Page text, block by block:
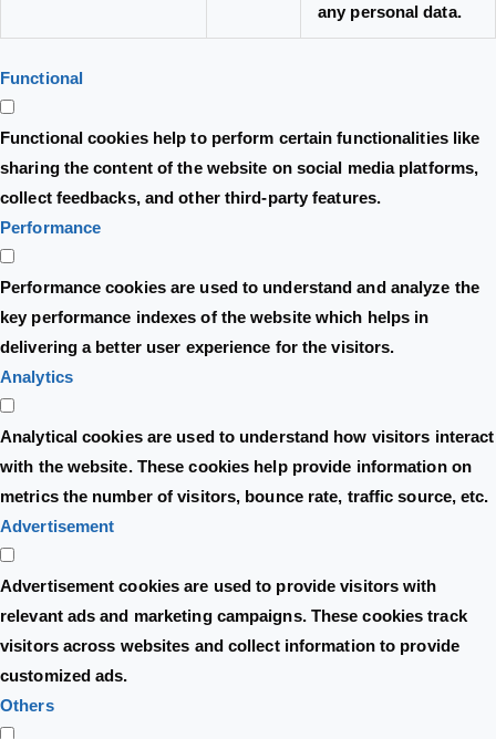
any personal data.
Functional
Functional cookies help to perform certain functionalities like
sharing the content of the website on social media platforms,
collect feedbacks, and other third-party features.
Performance
Performance cookies are used to understand and analyze the
key performance indexes of the website which helps in
delivering a better user experience for the visitors.
Analytics
Analytical cookies are used to understand how visitors interact
with the website. These cookies help provide information on
metrics the number of visitors, bounce rate, traffic source, etc.
Advertisement
Advertisement cookies are used to provide visitors with
relevant ads and marketing campaigns. These cookies track
visitors across websites and collect information to provide
customized ads.
Others